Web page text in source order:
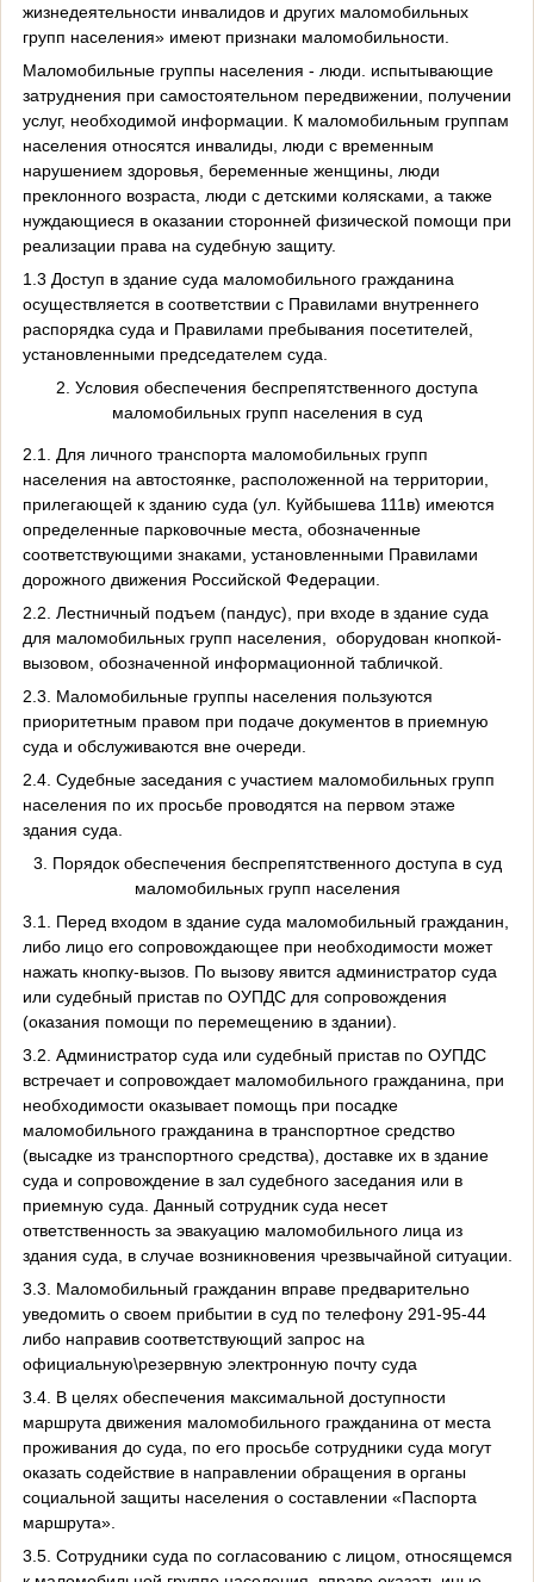
жизнедеятельности инвалидов и других маломобильных
групп населения» имеют признаки маломобильности.
Маломобильные группы населения - люди. испытывающие
затруднения при самостоятельном передвижении, получении
услуг, необходимой информации. К маломобильным группам
населения относятся инвалиды, люди с временным
нарушением здоровья, беременные женщины, люди
преклонного возраста, люди с детскими колясками, а также
нуждающиеся в оказании сторонней физической помощи при
реализации права на судебную защиту.
1.3 Доступ в здание суда маломобильного гражданина
осуществляется в соответствии с Правилами внутреннего
распорядка суда и Правилами пребывания посетителей,
установленными председателем суда.
2. Условия обеспечения беспрепятственного доступа
маломобильных групп населения в суд
2.1. Для личного транспорта маломобильных групп
населения на автостоянке, расположенной на территории,
прилегающей к зданию суда (ул. Куйбышева 111в) имеются
определенные парковочные места, обозначенные
соответствующими знаками, установленными Правилами
дорожного движения Российской Федерации.
2.2. Лестничный подъем (пандус), при входе в здание суда
для маломобильных групп населения, оборудован кнопкой-
вызовом, обозначенной информационной табличкой.
2.3. Маломобильные группы населения пользуются
приоритетным правом при подаче документов в приемную
суда и обслуживаются вне очереди.
2.4. Судебные заседания с участием маломобильных групп
населения по их просьбе проводятся на первом этаже
здания суда.
3. Порядок обеспечения беспрепятственного доступа в суд
маломобильных групп населения
3.1. Перед входом в здание суда маломобильный гражданин,
либо лицо его сопровождающее при необходимости может
нажать кнопку-вызов. По вызову явится администратор суда
или судебный пристав по ОУПДС для сопровождения
(оказания помощи по перемещению в здании).
3.2. Администратор суда или судебный пристав по ОУПДС
встречает и сопровождает маломобильного гражданина, при
необходимости оказывает помощь при посадке
маломобильного гражданина в транспортное средство
(высадке из транспортного средства), доставке их в здание
суда и сопровождение в зал судебного заседания или в
приемную суда. Данный сотрудник суда несет
ответственность за эвакуацию маломобильного лица из
здания суда, в случае возникновения чрезвычайной ситуации.
3.3. Маломобильный гражданин вправе предварительно
уведомить о своем прибытии в суд по телефону 291-95-44
либо направив соответствующий запрос на
официальную\резервную электронную почту суда
3.4. В целях обеспечения максимальной доступности
маршрута движения маломобильного гражданина от места
проживания до суда, по его просьбе сотрудники суда могут
оказать содействие в направлении обращения в органы
социальной защиты населения о составлении «Паспорта
маршрута».
3.5. Сотрудники суда по согласованию с лицом, относящемся